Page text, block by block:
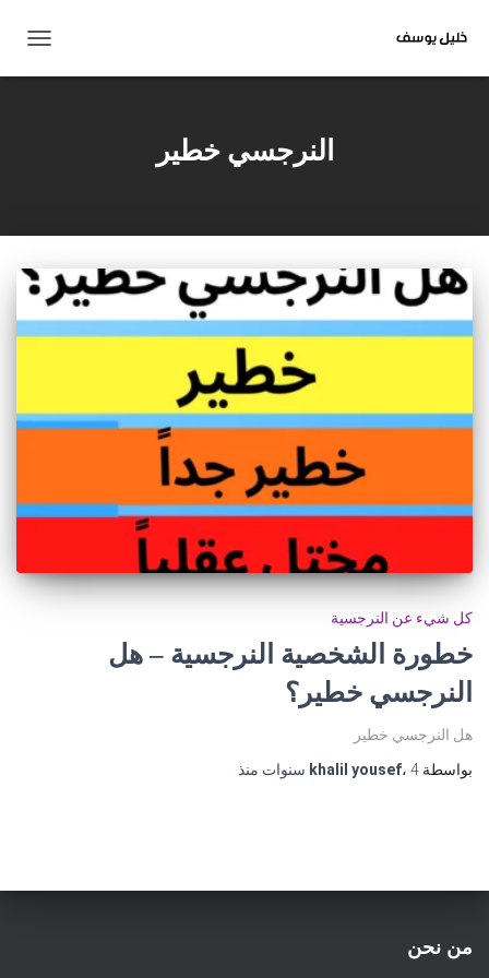
التنقل
النرجسي خطير
كل شيء عن النرجسية
خطورة الشخصية النرجسية – هل
النرجسي خطير؟
هل النرجسي خطير
بواسطة
khalil yousef، 4 سنوات منذ
من نحن